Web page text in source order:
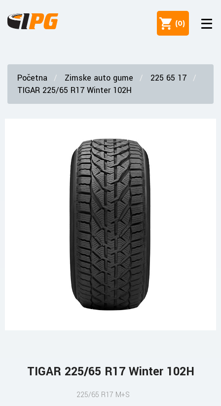
(0)
Početna Zimske auto gume
225 65 17
TIGAR 225/65 R17 Winter 102H
TIGAR 225/65 R17 Winter 102H
225/65 R17 M+S